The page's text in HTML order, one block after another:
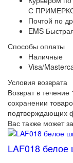
С
Почтой по
EMS
Способы оплаты
Наличные
Visa/
Условия возврата
Возврат в
сохранении
подтверждающих
Вас также может
LAF018